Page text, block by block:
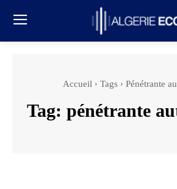
Accueil Tags Pénétrante
Tag: pénétrante